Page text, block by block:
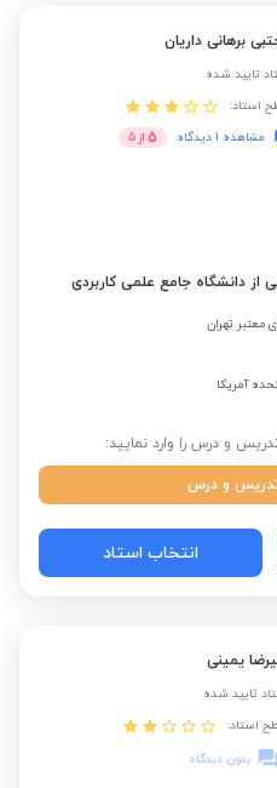
برهانی داریان
تایید شده
استاد:
مشاهده 1 دیدگاه
5 از 5
از دانشگاه جامع علمی کاربردی
و درس را وارد نمایید:
تدریس و درس
انتخاب استاد
یمینی
تایید شده
استاد:
بدون دیدگاه